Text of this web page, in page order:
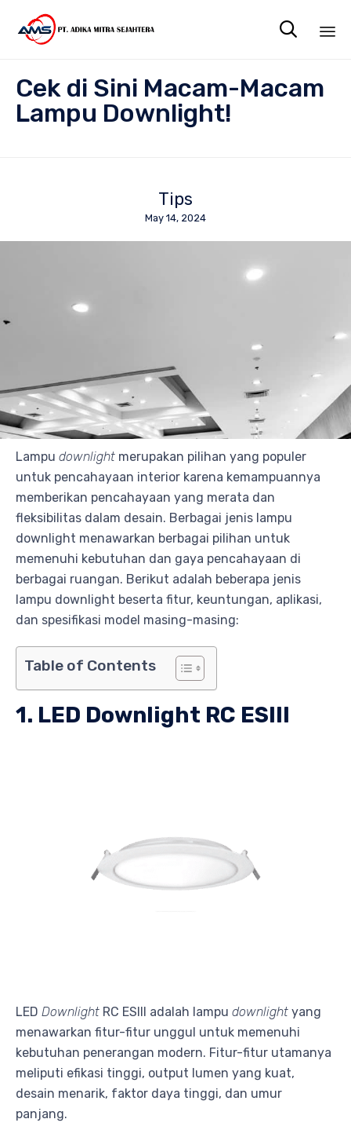

Cek di Sini Macam-Macam
Lampu Downlight!
Tips
May 14, 2024
Lampu downlight merupakan pilihan yang populer
untuk pencahayaan interior karena kemampuannya
memberikan pencahayaan yang merata dan
fleksibilitas dalam desain. Berbagai jenis lampu
downlight menawarkan berbagai pilihan untuk
memenuhi kebutuhan dan gaya pencahayaan di
berbagai ruangan. Berikut adalah beberapa jenis
lampu downlight beserta fitur, keuntungan, aplikasi,
dan spesifikasi model masing-masing:
Table of Contents
1. LED Downlight RC ESIII
LED Downlight RC ESIII adalah lampu downlight yang
menawarkan fitur-fitur unggul untuk memenuhi
kebutuhan penerangan modern. Fitur-fitur utamanya
meliputi efikasi tinggi, output lumen yang kuat,
desain menarik, faktor daya tinggi, dan umur
panjang.